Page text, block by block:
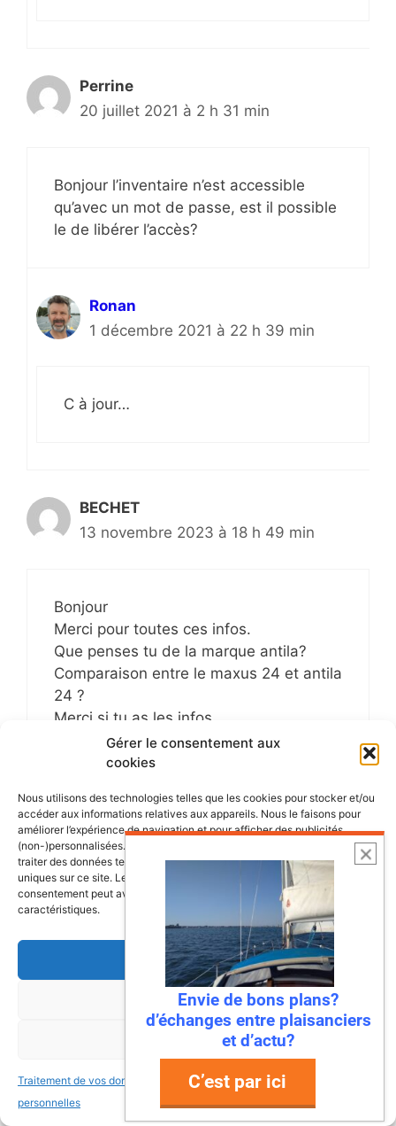
Gérer le consentement aux
cookies
Nous utilisons des technologies telles que les cookies pour stocker et/ou
accéder aux informations relatives aux appareils. Nous le faisons pour
améliorer l’expérience de navigation et pour afficher des publicités
(non-)personnalisées. Consentir à ces technologies nous autorisera à
traiter des données telles que le comportement de navigation ou les ID
uniques sur ce site. Le fait de ne pas consentir ou de retirer son
consentement peut avoir un effet négatif sur certaines fonctonnalités et
caractéristiques.
Accepter
Refuser
Voir les préférences
Traitement de vos données
personnelles
Traitement de vos données
personnelles
Perrine
20 juillet 2021 à 2 h 31 min
Bonjour l’inventaire n’est accessible
qu’avec un mot de passe, est il possible
le de libérer l’accès?
Ronan
1 décembre 2021 à 22 h 39 min
C à jour…
BECHET
13 novembre 2023 à 18 h 49 min
Bonjour
Merci pour toutes ces infos.
Que penses tu de la marque antila?
Comparaison entre le maxus 24 et antila
24 ?
Merci si tu as les infos.
Bonne continuation
Ronan
17 novembre 2023 à 19 h 11 min
Bonjour, j’ai bien connu ces deux
voiliers. Deux très bons bateaux, et
surtout bien construits. L’accastillage
sera peut être à revoir. Le Maxus a
l’avantage d’avoir été plus ditrsibué et
d’être transportable. L’Antila d’être
moins gitard, peut-être, car non
transportable transoprtable.
Envie de bons plans?
d’échanges entre plaisanciers
et d’actu?
C’est par ici